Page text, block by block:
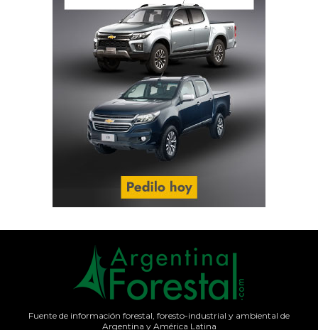
Fuente de información forestal, foresto-industrial y ambiental de
Argentina y América Latina